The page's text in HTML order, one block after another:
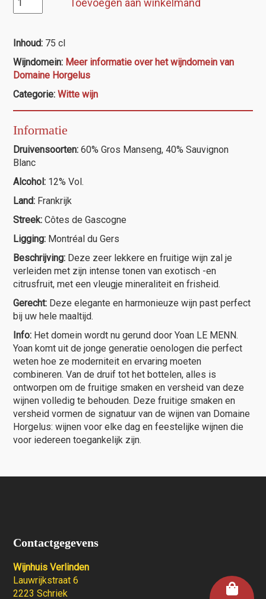
Horgelus
Manseng/Sauvignon
Blanc
aantal
Inhoud: 75 cl
Wijndomein: Meer informatie over het wijndomein van
Domaine Horgelus
Categorie:Witte wijn
Informatie
Druivensoorten: 60% Gros Manseng, 40% Sauvignon
Blanc
Alcohol: 12% Vol.
Land: Frankrijk
Streek: Côtes de Gascogne
Ligging: Montréal du Gers
Beschrijving: Deze zeer lekkere en fruitige wijn zal je
verleiden met zijn intense tonen van exotisch -en
citrusfruit, met een vleugje mineraliteit en frisheid.
Gerecht: Deze elegante en harmonieuze wijn past perfect
bij uw hele maaltijd.
Info: Het domein wordt nu gerund door Yoan LE MENN.
Yoan komt uit de jonge generatie oenologen die perfect
weten hoe ze moderniteit en ervaring moeten
combineren. Van de druif tot het bottelen, alles is
ontworpen om de fruitige smaken en versheid van deze
wijnen volledig te behouden. Deze fruitige smaken en
versheid vormen de signatuur van de wijnen van Domaine
Horgelus: wijnen voor elke dag en feestelijke wijnen die
voor iedereen toegankelijk zijn.
Contactgegevens
Wijnhuis Verlinden
Lauwrijkstraat 6
2223 Schriek